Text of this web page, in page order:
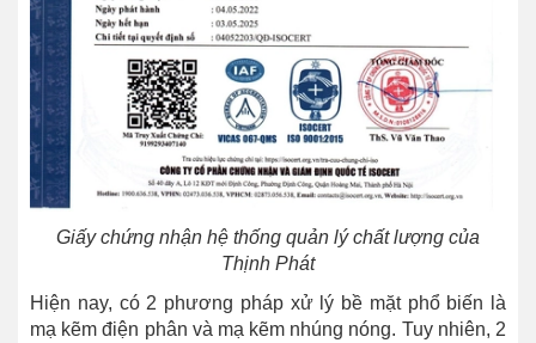
Giấy chứng nhận hệ thống quản lý chất lượng của
Thịnh Phát
Hiện nay, có 2 phương pháp xử lý bề mặt phổ biến là
mạ kẽm điện phân và mạ kẽm nhúng nóng. Tuy nhiên, 2